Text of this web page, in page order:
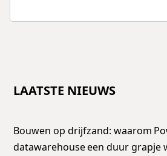
LAATSTE NIEUWS
Bouwen op drijfzand: waarom
datawarehouse een duur grapje